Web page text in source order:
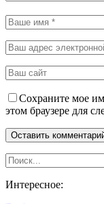
Сохраните мое
этом браузере для
Интересное: